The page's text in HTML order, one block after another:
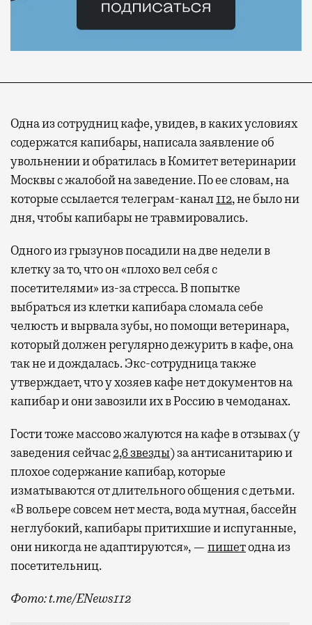
Одна из сотрудниц кафе, увидев, в каких условиях
содержатся капибары, написала заявление об
увольнении и обратилась в Комитет ветеринарии
Москвы с жалобой на заведение. По ее словам, на
которые ссылается телеграм-канал112, не было ни
дня, чтобы капибары не травмировались.
Одного из грызунов посадили на две недели в
клетку за то, что он «плохо вел себя с
посетителями» из-за стресса. В попытке
выбраться из клетки капибара сломала себе
челюсть и вырвала зубы, но помощи ветеринара,
который должен регулярно дежурить в кафе, она
так не и дождалась. Экс-сотрудница также
утверждает, что у хозяев кафе нет документов на
капибар и они завозили их в Россию в чемоданах.
Гости тоже массово жалуются на кафе в отзывах (у
заведения сейчас2,6 звезды) за антисанитарию и
плохое содержание капибар, которые
изматываются от длительного общения с детьми.
«В вольере совсем нет места, вода мутная, бассейн
неглубокий, капибары притихшие и испуганные,
они никогда не адаптируются», — пишетодна из
посетительниц.
Фото: t.me/ENews112